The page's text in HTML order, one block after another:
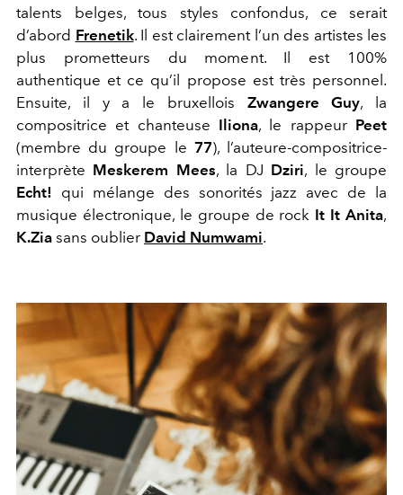
talents belges, tous styles confondus, ce serait
d’abord Frenetik. Il est clairement l’un des artistes les
plus prometteurs du moment. Il est 100%
authentique et ce qu’il propose est très personnel.
Ensuite, il y a le bruxellois Zwangere Guy, la
compositrice et chanteuse Iliona, le rappeur Peet
(membre du groupe le 77), l’auteure-compositrice-
interprète Meskerem Mees, la DJ Dziri, le groupe
Echt! qui mélange des sonorités jazz avec de la
musique électronique, le groupe de rock It It Anita,
K.Zia sans oublier David Numwami.